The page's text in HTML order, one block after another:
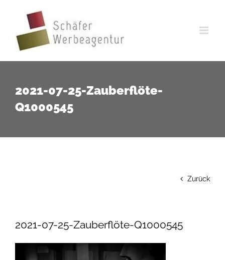
springen
2021-07-25-Zauberflöte-
Q1000545
Zurück
2021-07-25-Zauberflöte-Q1000545